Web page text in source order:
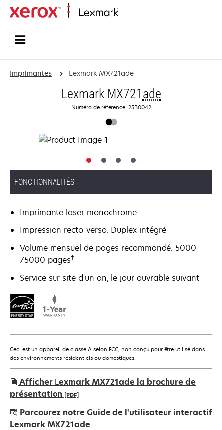
Imprimantes Lexmark MX721ade
Lexmark MX721 ade
Numéro de référence: 25B0042
FONCTIONNALITÉS
Imprimante laser monochrome
Impression recto-verso: Duplex intégré
Volume mensuel de pages recommandé: 5000 -
75000 pages†
Service sur site d'un an, le jour ouvrable suivant
Ceci est un appareil de classe A selon FCC, non conçu pour être utilisé dans
des environnements résidentiels ou domestiques.
Afficher Lexmark MX721ade la brochure de
présentation [PDF]
s’ouvre
dans
Parcourez notre Guide de l'utilisateur interactif
Lexmark MX721ade